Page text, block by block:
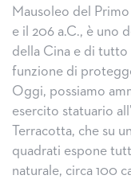
Mausoleo del
e il 206 a.C., è uno
della Cina e di tutto
funzione di
Oggi, possiamo
esercito statuario
Terracotta, che su
quadrati espone
naturale, circa 100